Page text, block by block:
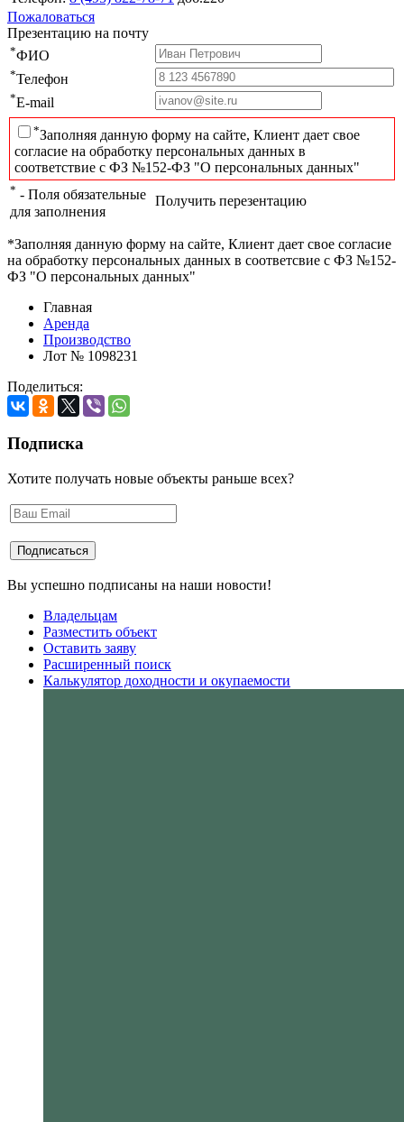
Пожаловаться
Презентацию на почту
*ФИО
*Телефон
*E-mail
*Заполняя данную форму на сайте, Клиент дает свое
согласие на обработку персональных данных в
соответствие с ФЗ №152-ФЗ "О персональных данных"
* - Поля обязательные
для заполнения
Получить перезентацию
*Заполняя данную форму на сайте, Клиент дает свое согласие
на обработку персональных данных в соответсвие с ФЗ №152-
ФЗ "О персональных данных"
Главная
Аренда
Производство
Лот № 1098231
Поделиться:
Подписка
Хотите получать новые объекты раньше всех?
Вы успешно подписаны на наши новости!
Владельцам
Разместить объект
Оставить заяву
Расширенный поиск
Калькулятор доходности и окупаемости